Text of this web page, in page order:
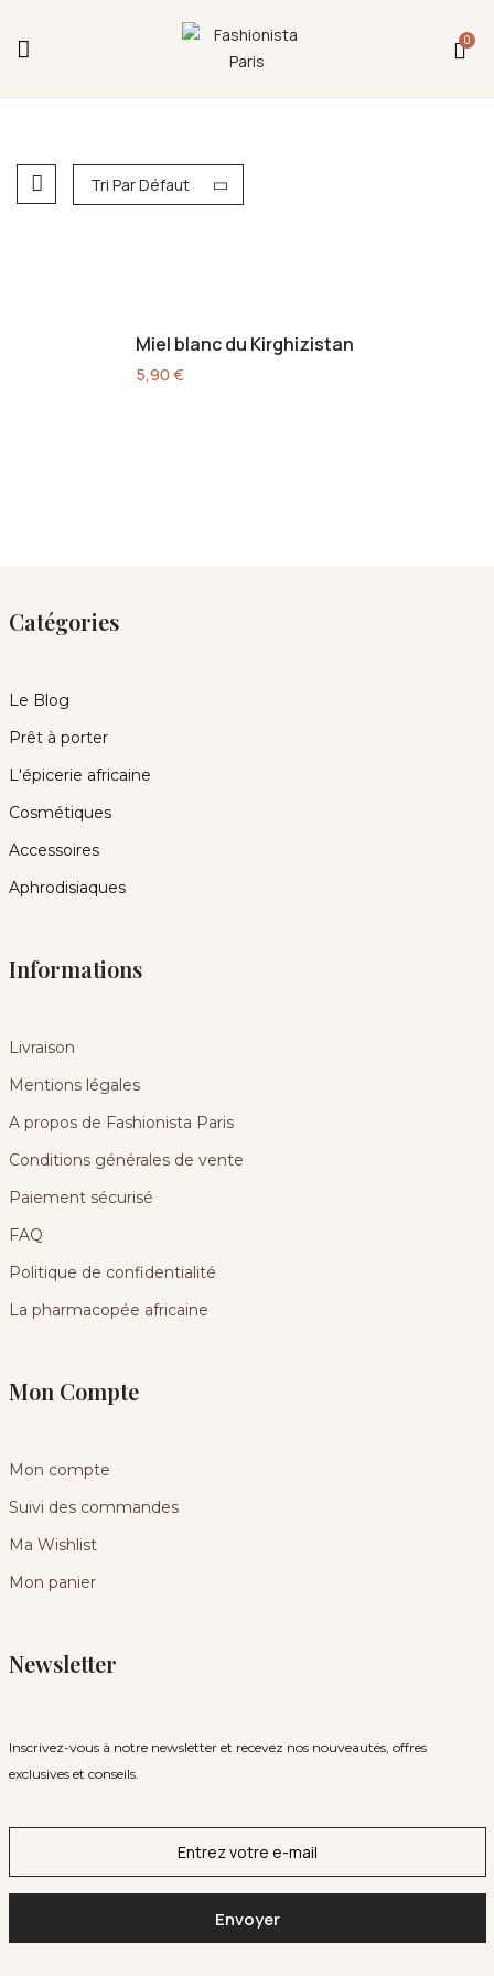
0
Tri Par Défaut
Miel blanc du Kirghizistan
5,90€
Catégories
Le Blog
Prêt à porter
L'épicerie africaine
Cosmétiques
Accessoires
Aphrodisiaques
Informations
Livraison
Mentions légales
A propos de Fashionista Paris
Conditions générales de vente
Paiement sécurisé
FAQ
Politique de confidentialité
La pharmacopée africaine
Mon Compte
Mon compte
Suivi des commandes
Ma Wishlist
Mon panier
Newsletter
Inscrivez-vous à notre newsletter et recevez nos nouveautés, offres
exclusives et conseils.
Fermeture annuelle du 17 juillet 16h au 12 août.
L'ajout au panier est indisponible et aucune
commande ni remise en main propre ne sera